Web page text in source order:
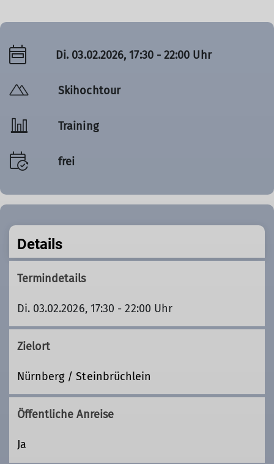
Di. 03.02.2026, 17:30 - 22:00 Uhr
Skihochtour
Training
frei
Details
Termindetails
Di. 03.02.2026, 17:30 - 22:00 Uhr
Zielort
Nürnberg / Steinbrüchlein
Öffentliche Anreise
Ja